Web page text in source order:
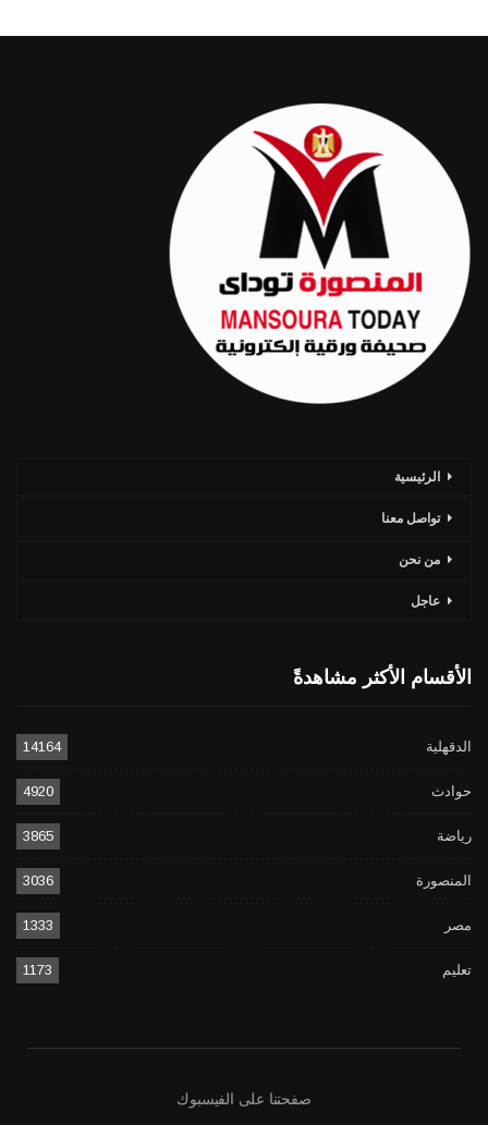
الرئيسية
تواصل معنا
من نحن
عاجل
الأقسام الأكثر مشاهدةً
الدقهلية 14164
حوادث 4920
رياضة 3865
المنصورة 3036
مصر 1333
تعليم 1173
صفحتنا على الفيسبوك